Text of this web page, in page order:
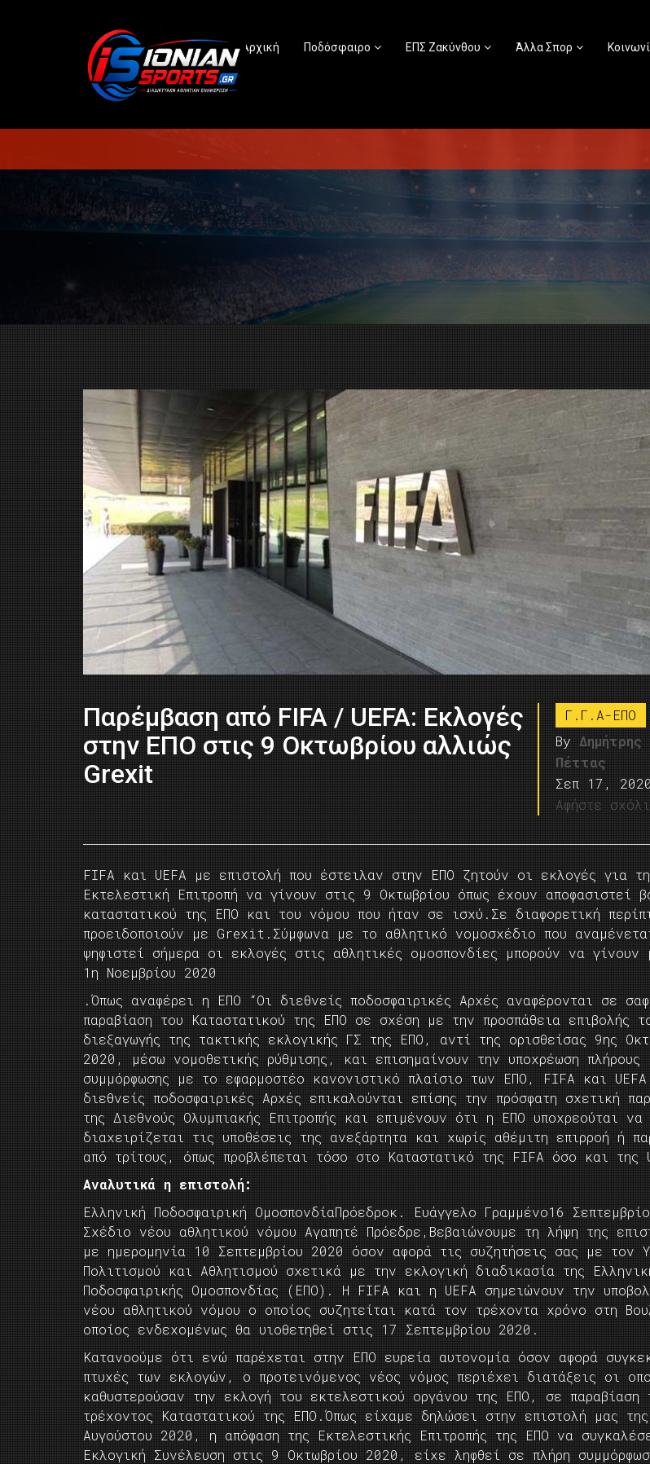
Αρχική Ποδόσφαιρο ΕΠΣ Ζακύνθου Άλλα Σπορ
Παρέμβαση από FIFA / UEFA: Εκλογές
στην ΕΠΟ στις 9 Οκτωβρίου αλλιώς
Grexit
Γ.Γ.Α-ΕΠΟ
By Δημήτρης
Πέττας
Σεπ 17, 2020
Αφήστε
FIFA και UEFA με επιστολή που έστειλαν στην ΕΠΟ ζητούν οι εκλογές για
Εκτελεστική Επιτροπή να γίνουν στις 9 Οκτωβρίου όπως έχουν αποφασιστεί
καταστατικού της ΕΠΟ και του νόμου που ήταν σε ισχύ.Σε διαφορετική
προειδοποιούν με Grexit.Σύμφωνα με το αθλητικό νομοσχέδιο που
ψηφιστεί σήμερα οι εκλογές στις αθλητικές ομοσπονδίες μπορούν να γίνουν
1η Νοεμβρίου 2020
.Όπως αναφέρει η ΕΠΟ “Οι διεθνείς ποδοσφαιρικές Αρχές αναφέρονται σε
παραβίαση του Καταστατικού της ΕΠΟ σε σχέση με την προσπάθεια επιβολής
διεξαγωγής της τακτικής εκλογικής ΓΣ της ΕΠΟ, αντί της ορισθείσας 9ης
2020, μέσω νομοθετικής ρύθμισης, και επισημαίνουν την υποχρέωση πλήρους
συμμόρφωσης με το εφαρμοστέο κανονιστικό πλαίσιο των ΕΠΟ, FIFA και
διεθνείς ποδοσφαιρικές Αρχές επικαλούνται επίσης την πρόσφατη σχετική
της Διεθνούς Ολυμπιακής Επιτροπής και επιμένουν ότι η ΕΠΟ υποχρεούται να
διαχειρίζεται τις υποθέσεις της ανεξάρτητα και χωρίς αθέμιτη επιρροή ή
από τρίτους, όπως προβλέπεται τόσο στο Καταστατικό της FIFA όσο και της
Αναλυτικά η επιστολή:
Ελληνική Ποδοσφαιρική ΟμοσπονδίαΠρόεδροκ. Ευάγγελο Γραμμένο16
Σχέδιο νέου αθλητικού νόμου Αγαπητέ Πρόεδρε,Βεβαιώνουμε τη λήψη της
με ημερομηνία 10 Σεπτεμβρίου 2020 όσον αφορά τις συζητήσεις σας με τον
Πολιτισμού και Αθλητισμού σχετικά με την εκλογική διαδικασία της
Ποδοσφαιρικής Ομοσπονδίας (ΕΠΟ). Η FIFA και η UEFA σημειώνουν την
νέου αθλητικού νόμου ο οποίος συζητείται κατά τον τρέχοντα χρόνο στη
οποίος ενδεχομένως θα υιοθετηθεί στις 17 Σεπτεμβρίου 2020.
Κατανοούμε ότι ενώ παρέχεται στην ΕΠΟ ευρεία αυτονομία όσον αφορά
πτυχές των εκλογών, ο προτεινόμενος νέος νόμος περιέχει διατάξεις οι
καθυστερούσαν την εκλογή του εκτελεστικού οργάνου της ΕΠΟ, σε παραβίαση
τρέχοντος Καταστατικού της ΕΠΟ.Όπως είχαμε δηλώσει στην επιστολή μας
Αυγούστου 2020, η απόφαση της Εκτελεστικής Επιτροπής της ΕΠΟ να
Εκλογική Συνέλευση στις 9 Οκτωβρίου 2020, είχε ληφθεί σε πλήρη